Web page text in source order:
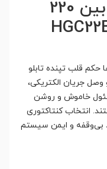
کنتاکتور 22 آمپر بوبین 220
حکم قلب تپنده تابلو
وصل جریان الکتریکی،
خاموش و روشن
انتخاب کنتاکتوری
بی‌وقفه و ایمن سیستم